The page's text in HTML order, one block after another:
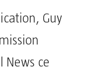
Guy
News ce